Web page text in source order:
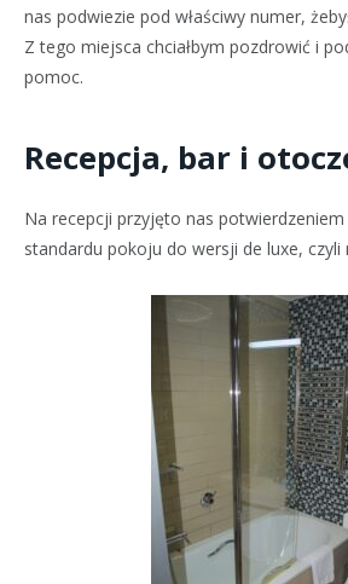
nas podwiezie pod właściwy numer,
Z tego miejsca chciałbym pozdrowić i
pomoc.
Recepcja, bar i
Na recepcji przyjęto nas
standardu pokoju do wersji de luxe,